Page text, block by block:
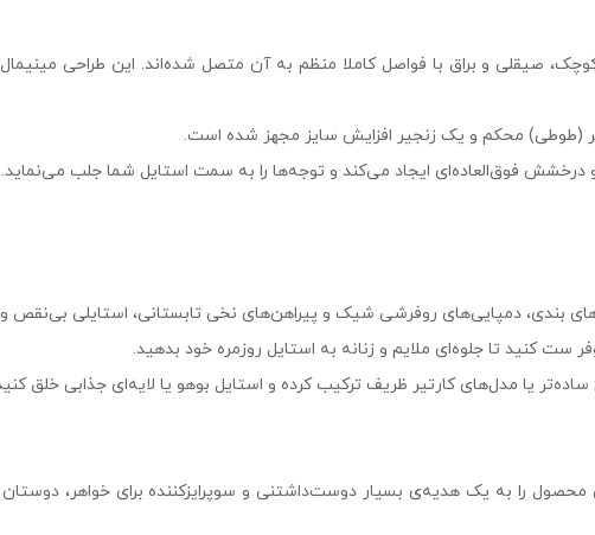
و براق با فواصل کاملا منظم به آن متصل شده‌اند. این طراحی
(طوطی) محکم و یک زنجیر افزایش سایز مجهز شده است.
فوق‌العاده‌ای ایجاد می‌کند و توجه‌ها را به سمت استایل شما جلب می‌نماید.
بندی، دمپایی‌های روفرشی شیک و پیراهن‌های نخی تابستانی، استایلی بی‌نقص
کنید تا جلوه‌ای ملایم و زنانه به استایل روزمره خود بدهید.
محصول را به یک هدیه‌ی بسیار دوست‌داشتنی و سوپرایزکننده برای خواهر،